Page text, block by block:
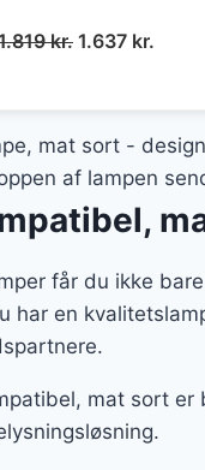
kr. Den
1.819 kr..
1.637 kr.
mat sort -
af lampen
får du ikke
en
mat sort